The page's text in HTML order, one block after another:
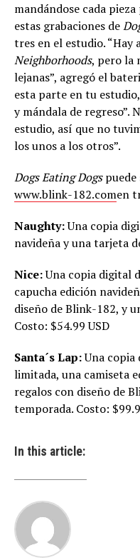
mandándose cada
estas grabaciones de
tres en el estudio. “Hay
Neighborhoods, pero la
lejanas”, agregó el
esta parte en tu
y mándala de regreso”.
estudio, así que no
los unos a los otros”.
Dogs Eating Dogspuede
www.blink-182.comen
Naughty:Una copia
navideña y una tarjeta
Nice:Una copia digital
capucha edición
diseño de Blink-182, y
Costo: $54.99 USD
Santa´s Lap:Una copia
limitada, una camiseta
regalos con diseño de
temporada. Costo:
In this article: